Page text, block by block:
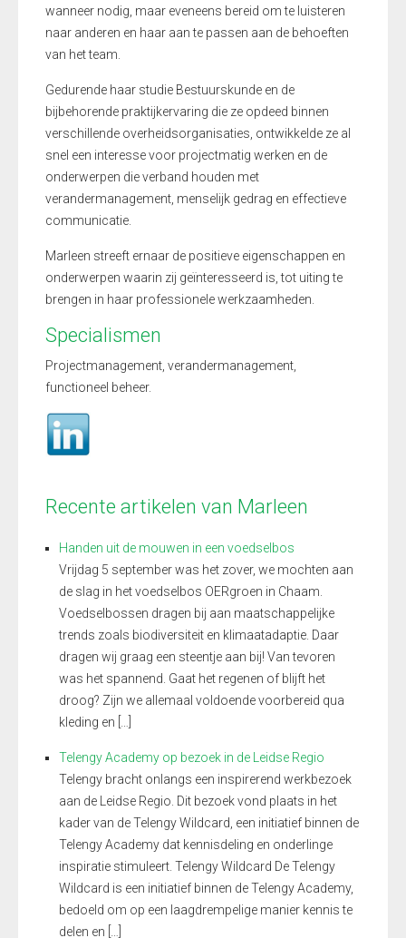
wanneer nodig, maar eveneens bereid om te luisteren
naar anderen en haar aan te passen aan de behoeften
van het team.
Gedurende haar studie Bestuurskunde en de
bijbehorende praktijkervaring die ze opdeed binnen
verschillende overheidsorganisaties, ontwikkelde ze al
snel een interesse voor projectmatig werken en de
onderwerpen die verband houden met
verandermanagement, menselijk gedrag en effectieve
communicatie.
Marleen streeft ernaar de positieve eigenschappen en
onderwerpen waarin zij geïnteresseerd is, tot uiting te
brengen in haar professionele werkzaamheden.
Specialismen
Projectmanagement, verandermanagement,
functioneel beheer.
Recente artikelen van Marleen
Handen uit de mouwen in een voedselbos
Vrijdag 5 september was het zover, we mochten aan
de slag in het voedselbos OERgroen in Chaam.
Voedselbossen dragen bij aan maatschappelijke
trends zoals biodiversiteit en klimaatadaptie. Daar
dragen wij graag een steentje aan bij! Van tevoren
was het spannend. Gaat het regenen of blijft het
droog? Zijn we allemaal voldoende voorbereid qua
kleding en […]
Telengy Academy op bezoek in de Leidse Regio
Telengy bracht onlangs een inspirerend werkbezoek
aan de Leidse Regio. Dit bezoek vond plaats in het
kader van de Telengy Wildcard, een initiatief binnen de
Telengy Academy dat kennisdeling en onderlinge
inspiratie stimuleert. Telengy Wildcard De Telengy
Wildcard is een initiatief binnen de Telengy Academy,
bedoeld om op een laagdrempelige manier kennis te
delen en […]